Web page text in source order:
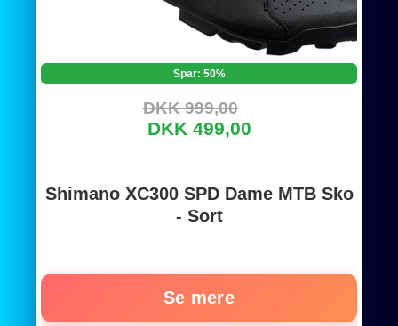
Spar: 50%
DKK 999,00
DKK 499,00
Shimano XC300 SPD Dame MTB Sko
- Sort
Se mere